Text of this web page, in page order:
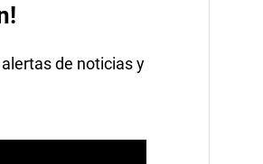
de noticias y